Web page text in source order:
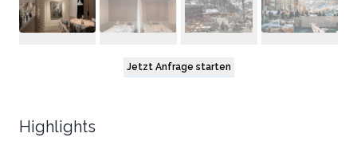
Jetzt Anfrage starten
Highlights